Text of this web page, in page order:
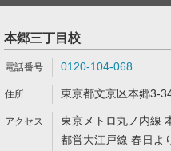
本郷三丁目校
0120-104-068
東京都文京区本郷3-
東京メトロ丸ノ内線
都営大江戸線 春日よ